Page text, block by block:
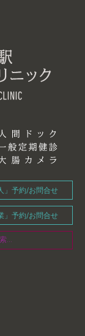
」予約/お問合せ
」予約/お問合せ